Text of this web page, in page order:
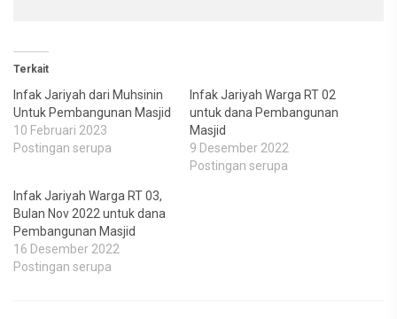
Terkait
Infak Jariyah dari Muhsinin
Untuk Pembangunan Masjid
10 Februari 2023
Postingan serupa
Infak Jariyah Warga RT 02
untuk dana Pembangunan
Masjid
9 Desember 2022
Postingan serupa
Infak Jariyah Warga RT 03,
Bulan Nov 2022 untuk dana
Pembangunan Masjid
16 Desember 2022
Postingan serupa